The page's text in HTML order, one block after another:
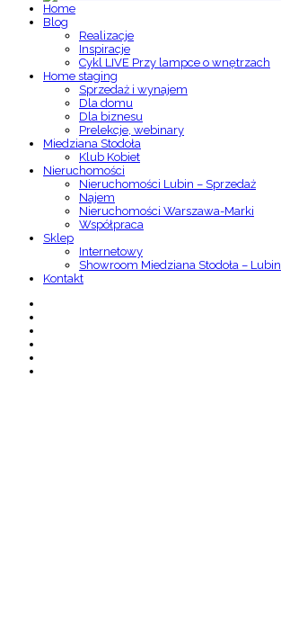
Home
Blog
Realizacje
Inspiracje
Cykl LIVE Przy lampce o wnętrzach
Home staging
Sprzedaż i wynajem
Dla domu
Dla biznesu
Prelekcje, webinary
Miedziana Stodoła
Klub Kobiet
Nieruchomości
Nieruchomości Lubin – Sprzedaż
Najem
Nieruchomości Warszawa-Marki
Współpraca
Sklep
Internetowy
Showroom Miedziana Stodoła – Lubin
Kontakt